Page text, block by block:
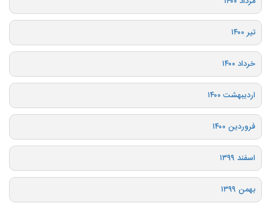
تیر ۱۴۰۰
خرداد ۱۴۰۰
اردیبهشت ۱۴۰۰
فروردین ۱۴۰۰
اسفند ۱۳۹۹
بهمن ۱۳۹۹